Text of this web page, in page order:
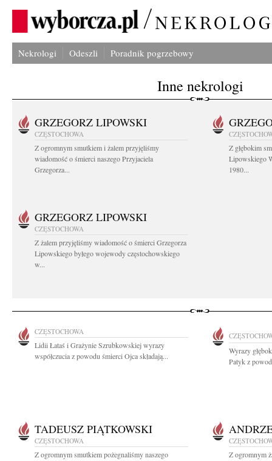
Nekrologi Odeszli Poradnik pogrzebowy
Inne nekrologi
GRZEGORZ LIPOWSKI
CZĘSTOCHOWA
Z ogromnym smutkiem i żalem przyjęliśmy
wiadomość o śmierci naszego Przyjaciela
Grzegorza...
Z głębokim
Lipowskiego
1980...
GRZEGORZ LIPOWSKI
CZĘSTOCHOWA
Z żalem przyjęliśmy wiadomość o śmierci Grzegorza
Lipowskiego byłego wojewody częstochowskiego
w...
CZĘSTOCHOWA
Lidii Łataś i Grażynie Szrubkowskiej wyrazy
współczucia z powodu śmierci Ojca składają...
Wyrazy
Patyk z
TADEUSZ PIĄTKOWSKI
CZĘSTOCHOWA
Z ogromnym smutkiem pożegnaliśmy naszego
Z ogromnym